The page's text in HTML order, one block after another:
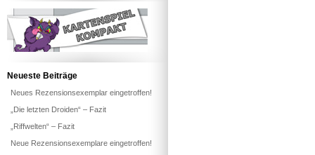
Neueste Beiträge
Neues Rezensionsexemplar eingetroffen!
„Die letzten Droiden“ – Fazit
„Riffwelten“ – Fazit
Neue Rezensionsexemplare eingetroffen!